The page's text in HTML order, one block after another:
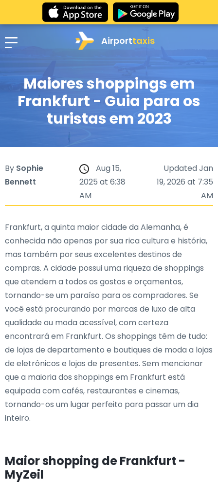
Airporttaxis
Maiores shoppings em
Frankfurt - Guia para os
turistas em 2023
By Sophie
Bennett
Aug 15,
2025 at 6:38
AM
Updated Jan
19, 2026 at 7:35
AM
Frankfurt, a quinta maior cidade da Alemanha, é
conhecida não apenas por sua rica cultura e história,
mas também por seus excelentes destinos de
compras. A cidade possui uma riqueza de shoppings
que atendem a todos os gostos e orçamentos,
tornando-se um paraíso para os compradores. Se
você está procurando por marcas de luxo de alta
qualidade ou moda acessível, com certeza
encontrará em Frankfurt. Os shoppings têm de tudo:
de lojas de departamento e boutiques de moda a lojas
de eletrônicos e lojas de presentes. Sem mencionar
que a maioria dos shoppings em Frankfurt está
equipada com cafés, restaurantes e cinemas,
tornando-os um lugar perfeito para passar um dia
inteiro.
Maior shopping de Frankfurt -
MyZeil